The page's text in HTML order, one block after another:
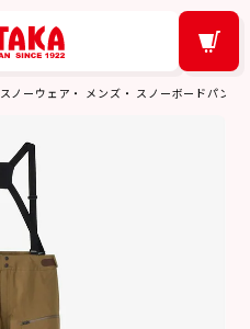
スノーウェア メンズ スノーボードパンツ